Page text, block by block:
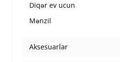
Diqər ev ucun
Mənzil
Aksesuarlar